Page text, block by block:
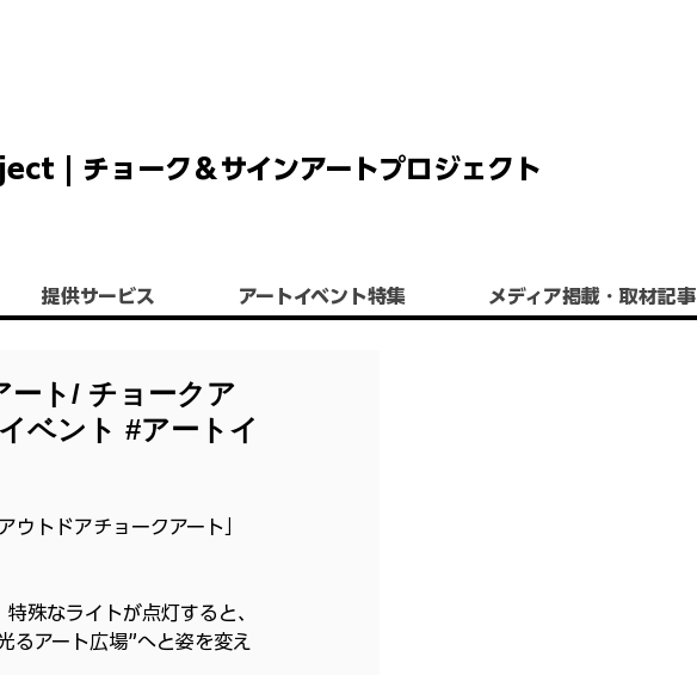
| チョーク＆サインアートプロジェクト
提供サービス アートイベント特集 ​メディア掲載・取材記事
ート/ チョークア
ベント #アートイ
ウトドアチョークアート」
殊なライトが点灯すると、
るアート広場”へと姿を変え